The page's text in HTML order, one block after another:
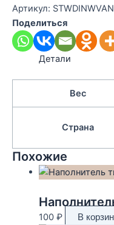
Артикул:
Поделиться
Детали
Вес
Страна
Похожие
100 ₽ В